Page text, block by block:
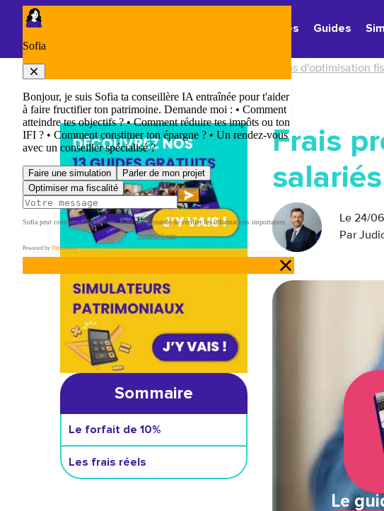
Panneau de gestion des cookies
Thématiques
Guides
Quelles sont les différentes solutions d'optimisation
Sommaire
Le forfait de 10%
Les frais réels
Frais
salariés
Le 24/
Par
Le